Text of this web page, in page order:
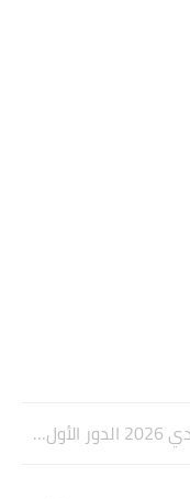
نتائج السادس الإعدادي 2026 الدور الأول PDF كربلاء المقدسة| موقع...